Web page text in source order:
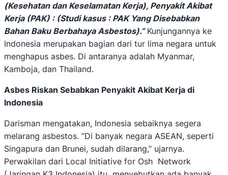
(Kesehatan dan Keselamatan Kerja), Penyakit Akibat
Kerja (PAK) : (Studi kasus : PAK Yang Disebabkan
Bahan Baku Berbahaya Asbestos).”Kunjungannya ke
Indonesia merupakan bagian dari tur lima negara untuk
menghapus asbes. Di antaranya adalah Myanmar,
Kamboja, dan Thailand.
Asbes Riskan Sebabkan Penyakit Akibat Kerja di
Indonesia
Darisman mengatakan, Indonesia sebaiknya segera
melarang asbestos. “Di banyak negara ASEAN, seperti
Singapura dan Brunei, sudah dilarang,” ujarnya.
Perwakilan dari Local Initiative for Osh Network